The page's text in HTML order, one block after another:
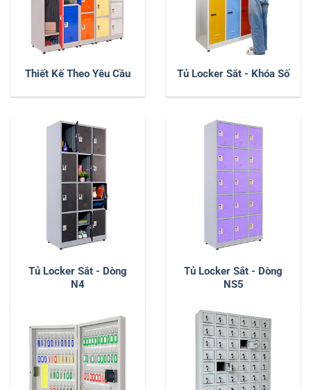
Thiết Kế Theo Yêu Cầu Tủ Locker Sắt - Khóa Số
Tủ Locker Sắt - Dòng
N4
Tủ Locker Sắt - Dòng
NS5